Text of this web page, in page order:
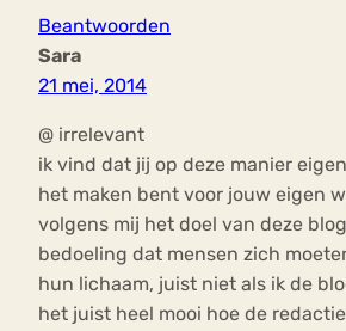
Beantwoorden
Sara
21 mei, 2014
@ irrelevant
ik vind dat jij op deze manier
het maken bent voor jouw eigen
volgens mij het doel van deze
bedoeling dat mensen zich
hun lichaam, juist niet als ik de
het juist heel mooi hoe de